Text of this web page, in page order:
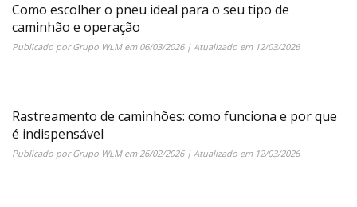
Como escolher o pneu ideal para o seu tipo de
caminhão e operação
Publicado porGrupo WLMem 06/03/2026| Atualizado em 12/03/2026
Rastreamento de caminhões: como funciona e por que
é indispensável
Publicado porGrupo WLMem26/02/2026| Atualizado em 12/03/2026